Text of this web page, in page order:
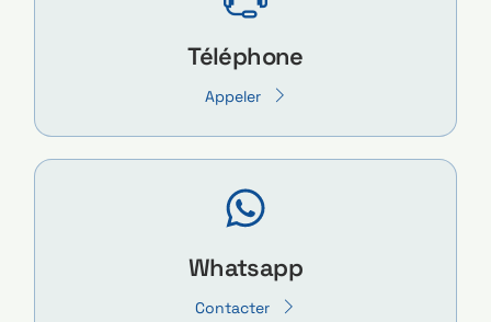
Téléphone
Appeler
Whatsapp
Contacter